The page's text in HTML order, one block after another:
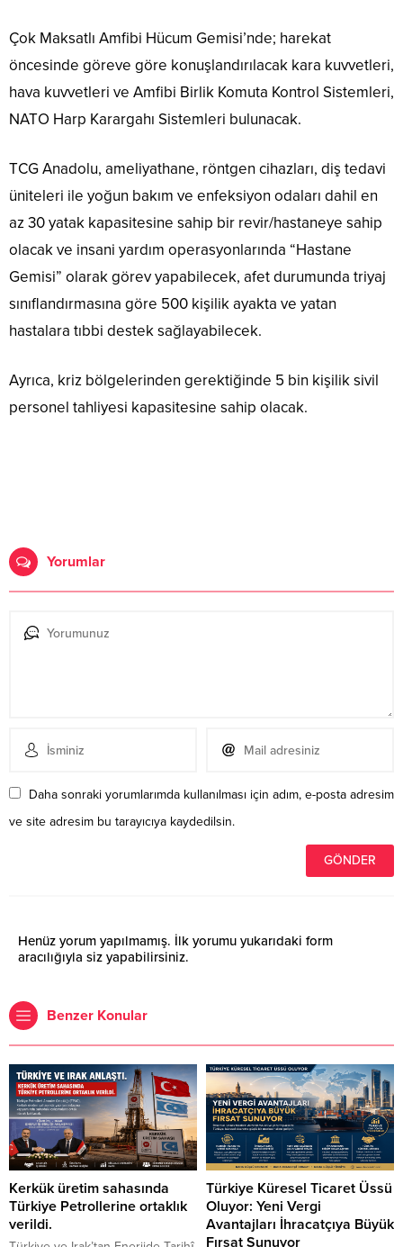
Çok Maksatlı Amfibi Hücum Gemisi’nde; harekat
öncesinde göreve göre konuşlandırılacak kara kuvvetleri,
hava kuvvetleri ve Amfibi Birlik Komuta Kontrol Sistemleri,
NATO Harp Karargahı Sistemleri bulunacak.
TCG Anadolu, ameliyathane, röntgen cihazları, diş tedavi
üniteleri ile yoğun bakım ve enfeksiyon odaları dahil en
az 30 yatak kapasitesine sahip bir revir/hastaneye sahip
olacak ve insani yardım operasyonlarında “Hastane
Gemisi” olarak görev yapabilecek, afet durumunda triyaj
sınıflandırmasına göre 500 kişilik ayakta ve yatan
hastalara tıbbi destek sağlayabilecek.
Ayrıca, kriz bölgelerinden gerektiğinde 5 bin kişilik sivil
personel tahliyesi kapasitesine sahip olacak.
Yorumlar
Daha sonraki yorumlarımda kullanılması için adım, e-posta adresim
ve site adresim bu tarayıcıya kaydedilsin.
Henüz yorum yapılmamış. İlk yorumu yukarıdaki form
aracılığıyla siz yapabilirsiniz.
Benzer Konular
Kerkük üretim sahasında
Türkiye Petrollerine ortaklık
verildi.
Türkiye Küresel Ticaret Üssü
Oluyor: Yeni Vergi
Avantajları İhracatçıya Büyük
Fırsat Sunuyor